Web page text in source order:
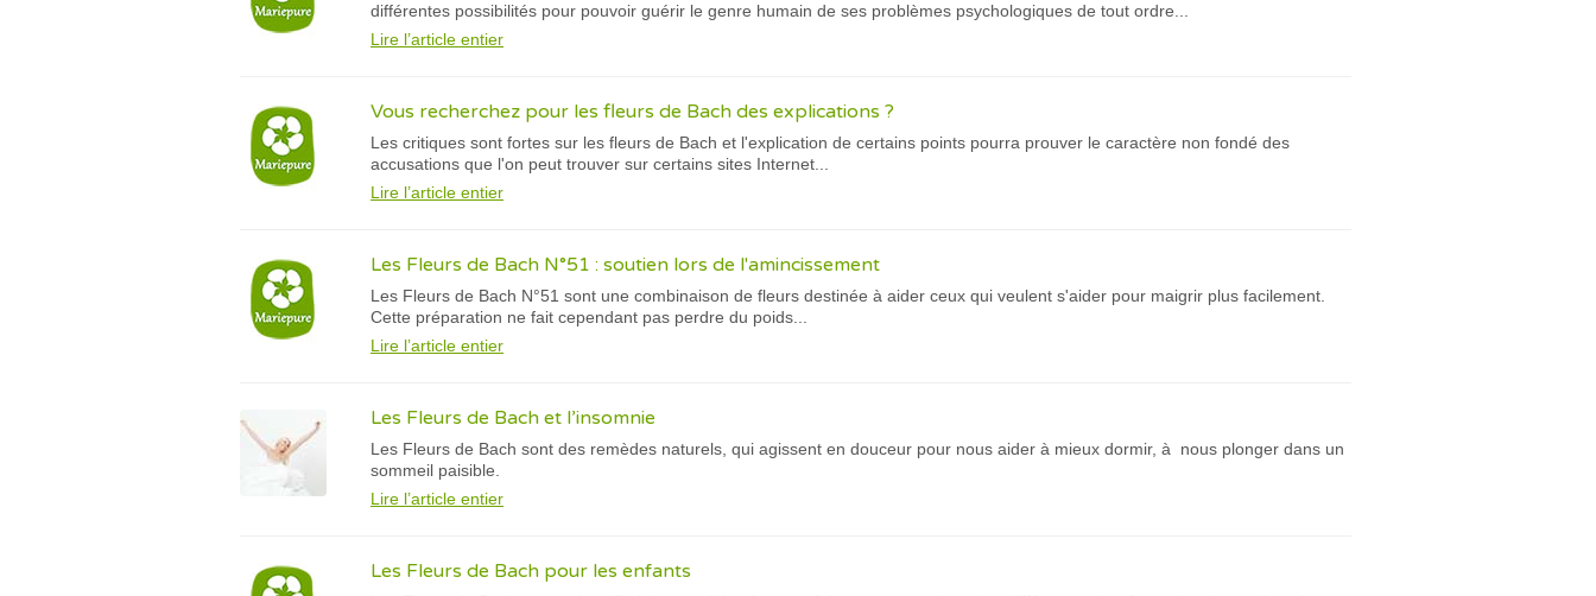
différentes possibilités pour pouvoir guérir le genre humain de ses problèmes psychologiques de tout ordre...
Lire l’article entier
Vous recherchez pour les fleurs de Bach des explications ?
Les critiques sont fortes sur les fleurs de Bach et l'explication de certains points pourra prouver le caractère non fondé des
accusations que l'on peut trouver sur certains sites Internet...
Lire l’article entier
Les Fleurs de Bach N°51 : soutien lors de l'amincissement
Les Fleurs de Bach N°51 sont une combinaison de fleurs destinée à aider ceux qui veulent s'aider pour maigrir plus facilement.
Cette préparation ne fait cependant pas perdre du poids...
Lire l’article entier
Les Fleurs de Bach et l’insomnie
Les Fleurs de Bach sont des remèdes naturels, qui agissent en douceur pour nous aider à mieux dormir, à nous plonger dans un
sommeil paisible.
Lire l’article entier
Les Fleurs de Bach pour les enfants